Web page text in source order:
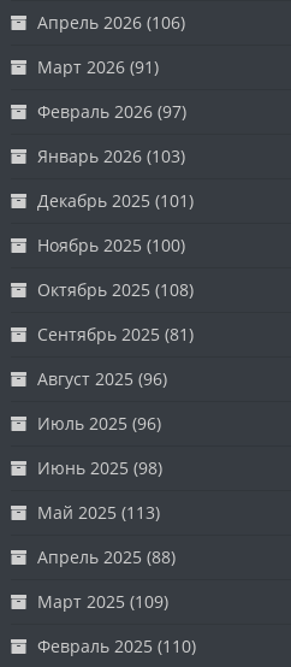
Апрель 2026 (106)
Март 2026 (91)
Февраль 2026 (97)
Январь 2026 (103)
Декабрь 2025 (101)
Ноябрь 2025 (100)
Октябрь 2025 (108)
Сентябрь 2025 (81)
Август 2025 (96)
Июль 2025 (96)
Июнь 2025 (98)
Май 2025 (113)
Апрель 2025 (88)
Март 2025 (109)
Февраль 2025 (110)